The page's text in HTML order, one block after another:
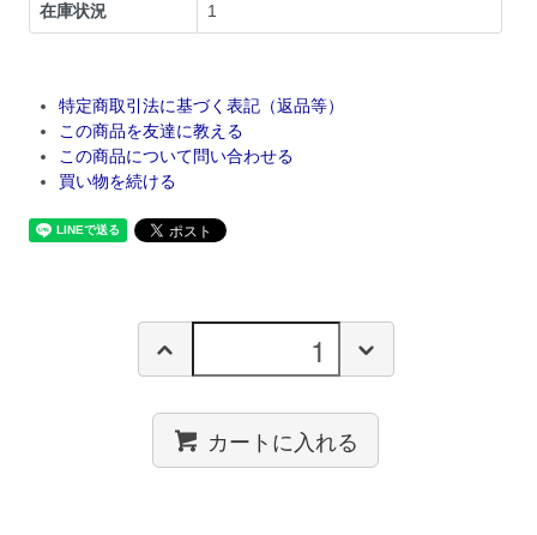
在庫状況 1
特定商取引法に基づく表記（返品等）
この商品を友達に教える
この商品について問い合わせる
買い物を続ける
カートに入れる